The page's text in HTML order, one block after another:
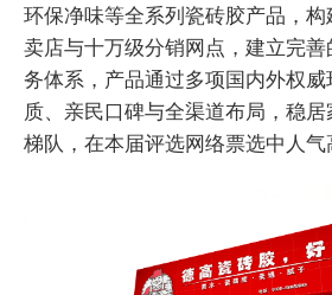
环保净味等全系列瓷砖胶产品，
卖店与十万级分销网点，建立完
务体系，产品通过多项国内外权
质、亲民口碑与全渠道布局，稳
梯队，在本届评选网络票选中人气